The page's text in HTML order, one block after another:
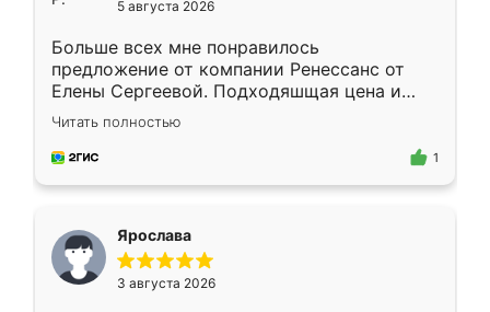
5 августа 2026
Больше всех мне понравилось
предложение от компании Ренессанс от
Елены Сергеевой. Подходяшщая цена и
короткие сроки изготовления. Приехавший
для замера сотрудник Владислав
предложил по моему эскизу самый
Читать полностью
1
Ярослава
3 августа 2026